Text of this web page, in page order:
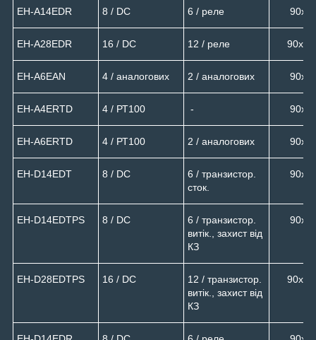
EH-A14EDR 8 / DC 6 / реле
EH-A28EDR 16 / DC 12 / реле
EH-A6EAN 4 / аналогових 2 / аналогових
EH-A4ERTD 4 / РТ100 -
EH-A6ERTD 4 / РТ100 2 / аналогових
EH-D14EDT 8 / DC
6 / транзистор.
сток.
EH-D14EDTPS 8 / DC
6 / транзистор.
витік., захист від
КЗ
EH-D28EDTPS 16 / DC
12 / транзистор.
витік., захист від
КЗ